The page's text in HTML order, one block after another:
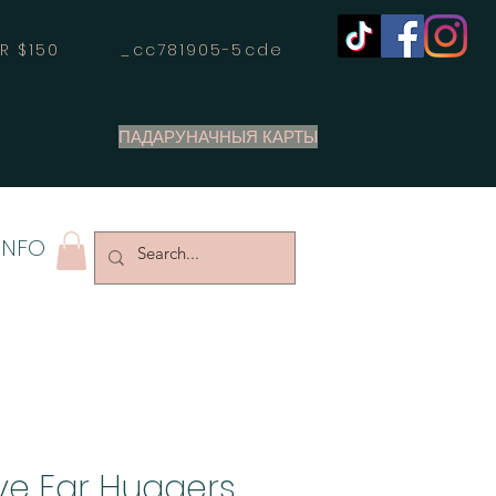
$150 _cc781905-5cde
ПАДАРУНАЧНЫЯ КАРТЫ